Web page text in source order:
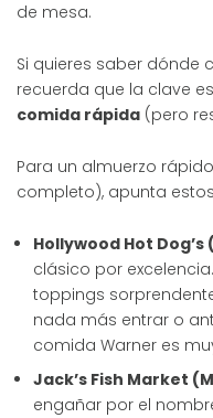
de mesa.
Si quieres saber dónde
recuerda que la clave
comida rápida (pero
Para un almuerzo
completo), apunta
Hollywood Hot
clásico por
toppings
nada más entrar o
comida Warner es
Jack’s Fish Market
engañar por el